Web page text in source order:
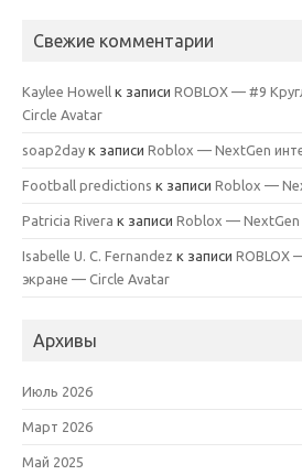
Свежие комментарии
Kaylee Howell к записи ROBLOX — #9
Circle Avatar
soap2day к записи Roblox — NextGen
Football predictions к записи Roblox —
Patricia Rivera к записи Roblox —
Isabelle U. C. Fernandez к записи ROBLOX
экране — Circle Avatar
Архивы
Июль 2026
Март 2026
Май 2025